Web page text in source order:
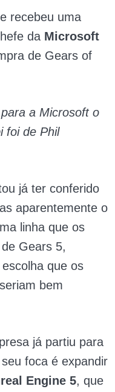
recebeu uma
da Microsoft
de Gears of
a Microsoft o
foi de Phil
já ter conferido
aparentemente o
linha que os
Gears 5,
que os
bem
já partiu para
foca é expandir
Engine 5, que